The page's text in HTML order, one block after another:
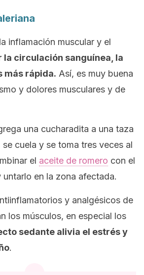
inflamación muscular y el
la circulación sanguínea, la
más rápida. Así, es muy buena
y dolores musculares y de
una cucharadita a una taza
cuela y se toma tres veces al
el aceite de romero con el
en la zona afectada.
y analgésicos de
los músculos, en especial los
sedante alivia el estrés y
.